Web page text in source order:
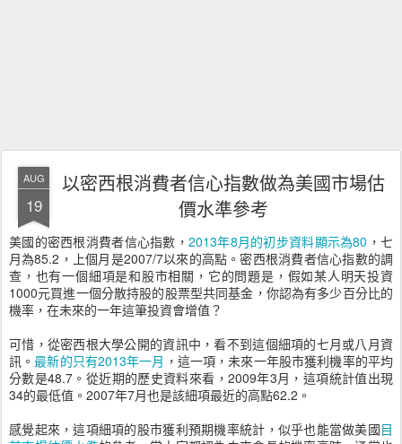
AUG
19
以密西根消費者信心指數做為美國市場估
價水準參考
美國的密西根消費者信心指數， 2013年8月的初步資料顯示為80 ，七
月為85.2，上個月是2007/7以來的高點。密西根消費者信心指數的調
查，也有一個細項是和股市相關，它的問題是，假如某人明天投資
1000元買進一個分散持股的股票型共同基金，你認為有多少百分比的
機率，在未來的一年這筆投資會增值？
可惜，從密西根大學公開的資訊中，看不到這個細項的七月或八月資
訊。最新的只有2013年一月 ，這一項，未來一年股市獲利機率的平均
分數是48.7。從近期的歷史資料來看，2009年3月，這項統計值出現
34的最低值。2007年7月也是該細項最近的高點62.2。
感覺起來，這項細項的股市獲利預期機率統計，似乎也能當做美國目